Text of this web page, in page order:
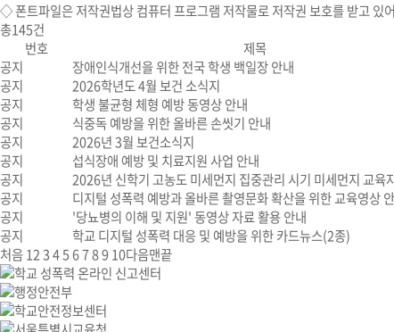
◇폰트파일은 저작권법상 컴퓨터 프로그램 저작물로 저작권 보호를 받고 있
총145건
번호
제목
공지
장애인식개선을 위한 전국 학생 백일장 안내
공지
2026학년도 4월 보건 소식지
공지
학생 불균형 체형 예방 동영상 안내
공지
식중독 예방을 위한 올바른 손씻기 안내
공지
2026년 3월 보건소식지
공지
섭식장애 예방 및 치료지원 사업 안내
공지
2026년 신학기 고농도 미세먼지 집중관리 시기 미세먼지 교육
공지
디지털 성폭력 예방과 올바른 촬영문화 확산을 위한 교육영상
공지
'당뇨병의 이해 및 지원' 동영상 자료 활용 안내
공지
학교 디지털 성폭력 대응 및 예방을 위한 카드뉴스(2종)
처음12345678910다음맨끝